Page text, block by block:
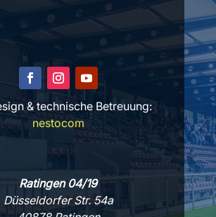
& technische Betreuung:
nestocom
Ratingen 04/19
Düsseldorfer Str. 54a